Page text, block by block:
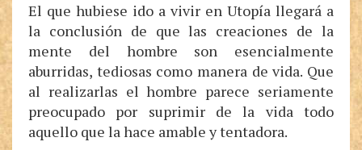
El que hubiese ido a vivir en Utopía llegará a
la conclusión de que las creaciones de la
mente del hombre son esencialmente
aburridas, tediosas como manera de vida. Que
al realizarlas el hombre parece seriamente
preocupado por suprimir de la vida todo
aquello que la hace amable y tentadora.